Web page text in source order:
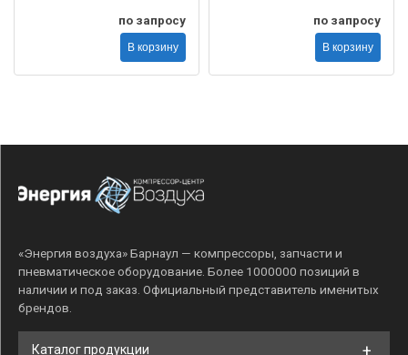
по запросу
В корзину
по запросу
В корзину
«Энергия воздуха» Барнаул — компрессоры, запчасти и
пневматическое оборудование. Более 1000000 позиций в
наличии и под заказ. Официальный представитель именитых
брендов.
Каталог продукции